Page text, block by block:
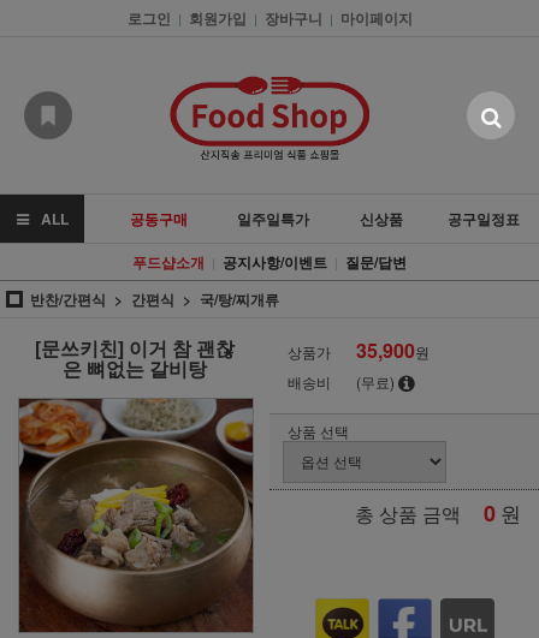
로그인 | 회원가입 | 장바구니 | 마이페이지
ALL 공동구매 일주일특가 신상품
공구일정표
푸드샵소개 | 공지사항/이벤트 | 질문/답변
반찬/간편식
간편식 국/탕/찌개류
[문쓰키친] 이거 참 괜찮
은 뼈없는 갈비탕
상품가 35,900원
배송비
(무료)
상품 선택
총 상품 금액 0 원